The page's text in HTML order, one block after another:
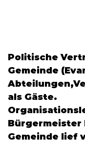
Politische
Gemeinde
als Gäste.
Bürgermeister
Gemeinde lief